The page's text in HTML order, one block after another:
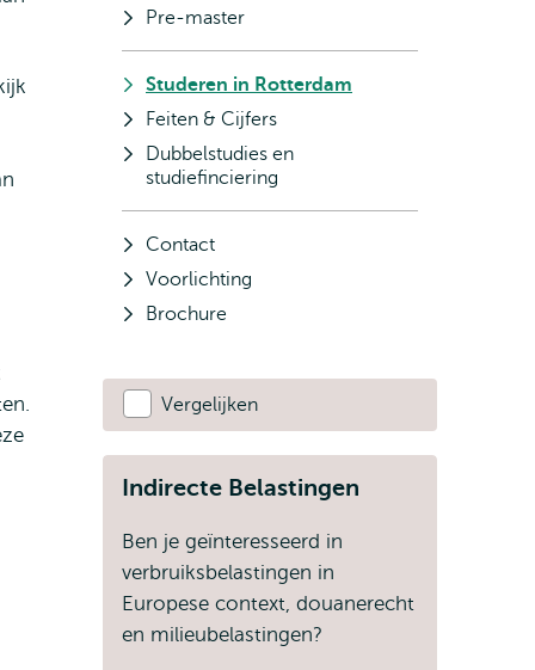
Pre-master
Studeren in Rotterdam
Feiten & Cijfers
Dubbelstudies en
studiefinciering
Contact
Voorlichting
Brochure
Vergelijken
Indirecte Belastingen
Ben je geïnteresseerd in
verbruiksbelastingen in
Europese context, douanerecht
en milieubelastingen?